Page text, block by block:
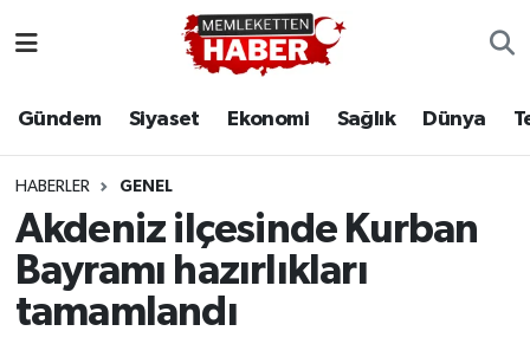
Gündem Siyaset Ekonomi Sağlık Dünya
HABERLER GENEL
Akdeniz ilçesinde Kurban
Bayramı hazırlıkları
tamamlandı